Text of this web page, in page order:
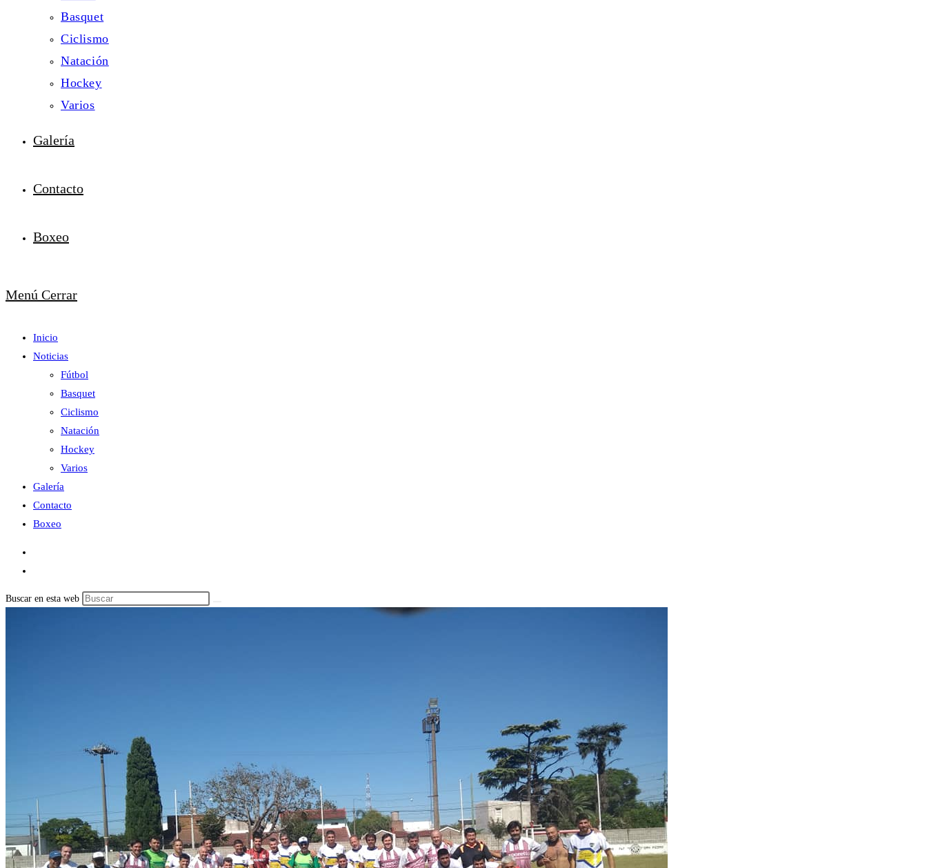
Basquet
Ciclismo
Natación
Hockey
Varios
Galería
Contacto
Boxeo
Menú Cerrar
Inicio
Noticias
Fútbol
Basquet
Ciclismo
Natación
Hockey
Varios
Galería
Contacto
Boxeo
Buscar en esta web